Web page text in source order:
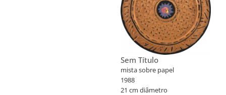
Sem Título
mista sobre papel
1988
21 cm diâmetro